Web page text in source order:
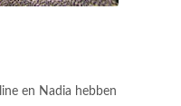
en Nadia hebben